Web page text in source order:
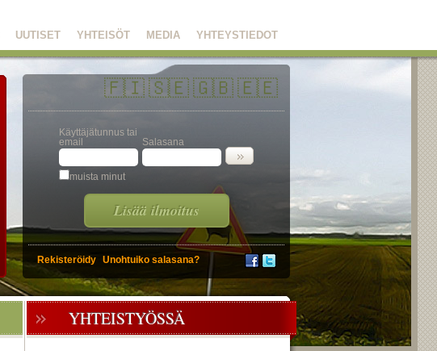
YHTEYSTIEDOT
MEDIA
YHTEISÖT
UUTISET
🇫🇮🇸🇪🇬🇧🇪🇪
Käyttäjätunnus tai
email
Salasana
muista minut
Lisää ilmoitus
Rekisteröidy Unohtuiko salasana?
YHTEISTYÖSSÄ